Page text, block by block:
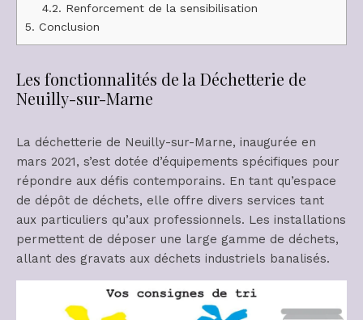
4.2. Renforcement de la sensibilisation
5. Conclusion
Les fonctionnalités de la Déchetterie de
Neuilly-sur-Marne
La déchetterie de Neuilly-sur-Marne, inaugurée en
mars 2021, s’est dotée d’équipements spécifiques pour
répondre aux défis contemporains. En tant qu’espace
de dépôt de déchets, elle offre divers services tant
aux particuliers qu’aux professionnels. Les installations
permettent de déposer une large gamme de déchets,
allant des gravats aux déchets industriels banalisés.